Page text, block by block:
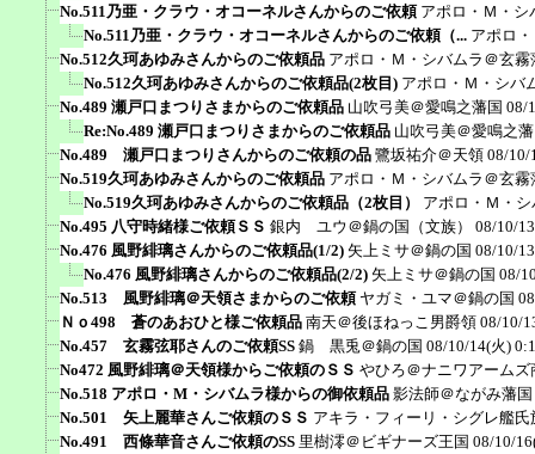
No.511乃亜・クラウ・オコーネルさんからのご依頼 アポロ・Ｍ・シ
No.511乃亜・クラウ・オコーネルさんからのご依頼（... アポロ
No.512久珂あゆみさんからのご依頼品 アポロ・Ｍ・シバムラ＠玄霧
No.512久珂あゆみさんからのご依頼品(2枚目) アポロ・Ｍ・シバ
No.489 瀬戸口まつりさまからのご依頼品 山吹弓美＠愛鳴之藩国 08/
Re:No.489 瀬戸口まつりさまからのご依頼品 山吹弓美＠愛鳴之
No.489 瀬戸口まつりさんからのご依頼の品 鷺坂祐介＠天領 08/10/
No.519久珂あゆみさんからのご依頼品 アポロ・Ｍ・シバムラ＠玄霧
No.519久珂あゆみさんからのご依頼品（2枚目）
アポロ・Ｍ・
No.495 八守時緒様ご依頼ＳＳ 銀内 ユウ＠鍋の国（文族）
08/10/
No.476 風野緋璃さんからのご依頼品(1/2) 矢上ミサ＠鍋の国 08/10/
No.476 風野緋璃さんからのご依頼品(2/2) 矢上ミサ＠鍋の国 08/
No.513 風野緋璃＠天領さまからのご依頼 ヤガミ・ユマ＠鍋の国
Ｎｏ498 蒼のあおひと様ご依頼品 南天＠後ほねっこ男爵領 08/10/
No.457 玄霧弦耶さんのご依頼SS 鍋 黒兎＠鍋の国 08/10/14(火)
No472 風野緋璃＠天領様からご依頼のＳＳ やひろ＠ナニワアームズ
No.518 アポロ・M・シバムラ様からの御依頼品 影法師＠ながみ藩国
No.501 矢上麗華さんご依頼のＳＳ アキラ・フィーリ・シグレ艦氏
No.491 西條華音さんご依頼のSS 里樹澪＠ビギナーズ王国 08/10/